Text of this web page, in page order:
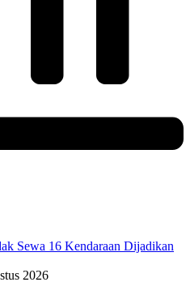
Sewa 16 Kendaraan Dijadikan
2026